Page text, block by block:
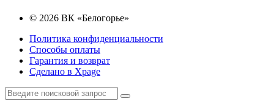
© 2026 ВК «Белогорье»
Политика конфиденциальности
Способы оплаты
Гарантия и возврат
Сделано в Xpage